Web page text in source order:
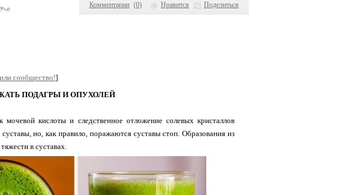
Комментарии (0) Нравится Поделиться
сообщество!]
ПОДАГРЫ И ОПУХОЛЕЙ
кислоты и следственное отложение солевых кристаллов
но, как правило, поражаются суставы стоп. Образования из
в суставах.